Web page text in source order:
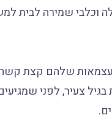
וכלבי שמירה לבית
העצמאות שלהם קצת
צעיר, לפני